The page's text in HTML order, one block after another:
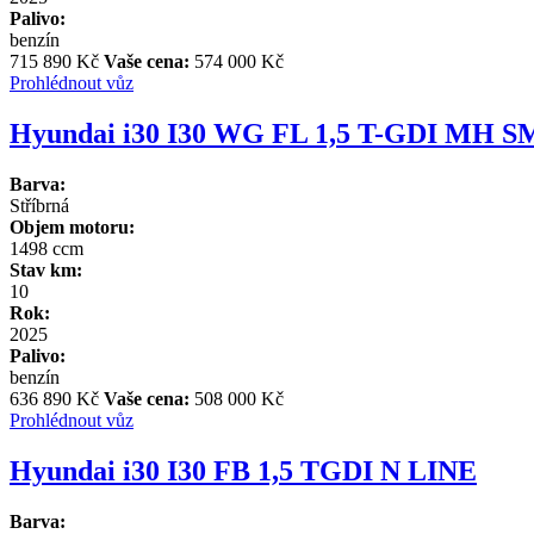
Palivo:
benzín
715 890 Kč Vaše cena: 574 000 Kč
Prohlédnout vůz
Hyundai i30 I30 WG FL 1,5 T-GDI MH
Barva:
Stříbrná
Objem motoru:
1498 ccm
Stav km:
10
Rok:
2025
Palivo:
benzín
636 890 Kč Vaše cena: 508 000 Kč
Prohlédnout vůz
Hyundai i30 I30 FB 1,5 TGDI N LINE
Barva: